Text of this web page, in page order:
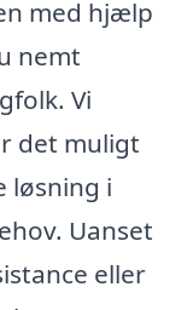
med hjælp
nemt
Vi
det muligt
løsning i
Uanset
eller